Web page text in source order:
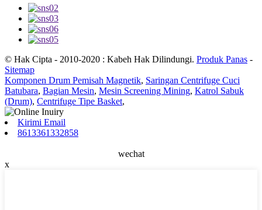
© Hak Cipta - 2010-2020 : Kabeh Hak Dilindungi. Produk Panas -
Sitemap
Komponen Drum Pemisah Magnetik, Saringan Centrifuge Cuci
Batubara, Bagian Mesin, Mesin Screening Mining, Katrol Sabuk
(Drum), Centrifuge Tipe Basket,
Kirimi Email
8613361332858
wechat
x